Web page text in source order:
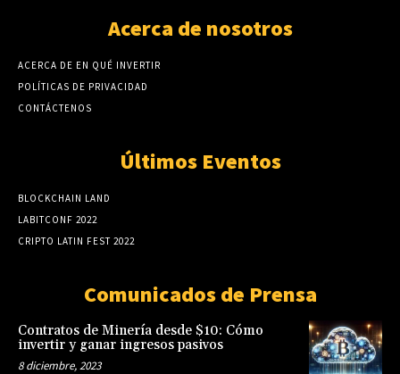
Acerca de nosotros
ACERCA DE EN QUÉ INVERTIR
POLÍTICAS DE PRIVACIDAD
CONTÁCTENOS
Últimos Eventos
BLOCKCHAIN LAND
LABITCONF 2022
CRIPTO LATIN FEST 2022
Comunicados de Prensa
Contratos de Minería desde $10: Cómo
invertir y ganar ingresos pasivos
8 diciembre, 2023